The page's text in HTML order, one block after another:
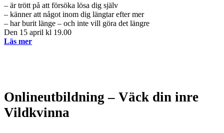
– är trött på att försöka lösa dig själv
– känner att något inom dig längtar efter mer
– har burit länge – och inte vill göra det längre
Den 15 april kl 19.00
Läs mer
Onlineutbildning – Väck din inre
Vildkvinna